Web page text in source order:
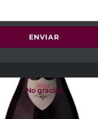
ENVIAR
No gracias